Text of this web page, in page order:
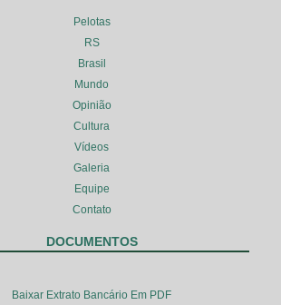
Pelotas
RS
Brasil
Mundo
Opinião
Cultura
Vídeos
Galeria
Equipe
Contato
DOCUMENTOS
Baixar Extrato Bancário Em PDF